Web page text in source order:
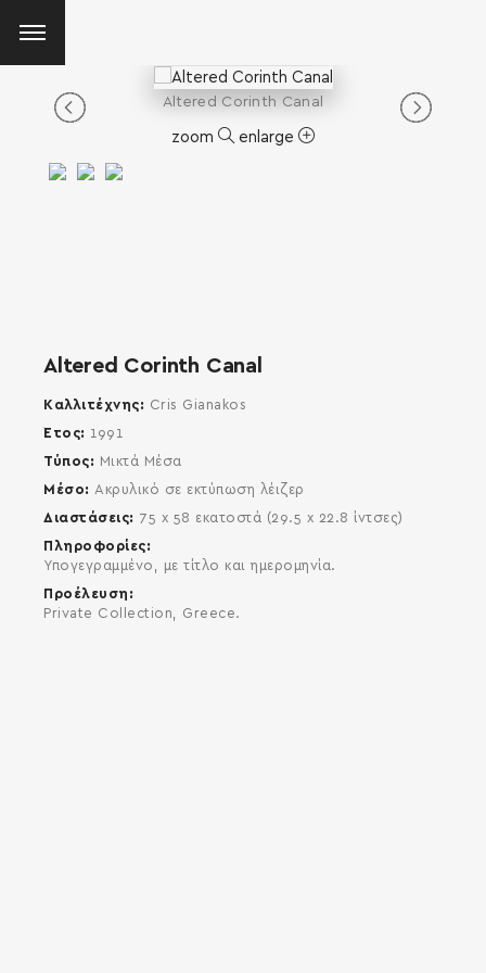
Altered Corinth Canal
zoom enlarge
Altered Corinth Canal
Καλλιτέχνης
Cris Gianakos
Έτος
1991
Τύπος
Μικτά Μέσα
Μέσο
Ακρυλικό σε εκτύπωση λέιζερ
Διαστάσεις
75 x 58 εκατοστά (29.5 x 22.8 ίντσες)
Πληροφορίες
Υπογεγραμμένο, με τίτλο και ημερομηνία.
Προέλευση
Private Collection, Greece.